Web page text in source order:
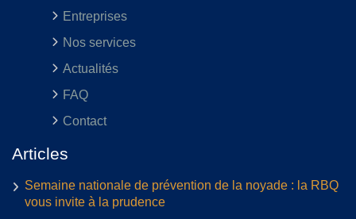
Entreprises
Nos services
Actualités
FAQ
Contact
Articles
Semaine nationale de prévention de la noyade : la RBQ
vous invite à la prudence